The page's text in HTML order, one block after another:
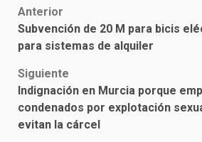
Post
navigation
Anterior
Subvención de 20 M para bicis
para sistemas de alquiler
Siguiente
Indignación en Murcia porque
condenados por explotación
evitan la cárcel